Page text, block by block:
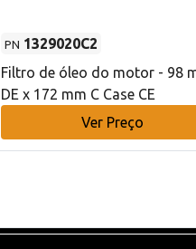
PN 1329020C2
Filtro de óleo do motor - 98
DE x 172 mm C Case CE
Ver Preço